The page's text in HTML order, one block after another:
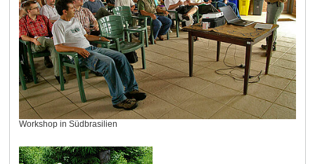
Workshop in Südbrasilien